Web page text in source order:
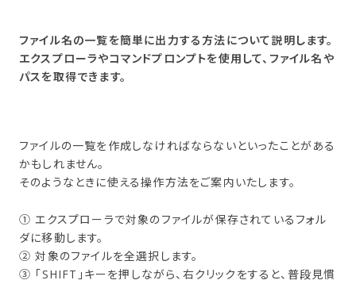
ファイル名の一覧を簡単に出力する方法について説明します。
エクスプローラやコマンドプロンプトを使用して、ファイル名や
パスを取得できます。
ファイルの一覧を作成しなければならないといったことがある
かもしれません。
そのようなときに使える操作方法をご案内いたします。
① エクスプローラで対象のファイルが保存されているフォル
ダに移動します。
② 対象のファイルを全選択します。
③ 「SHIFT」キーを押しながら、右クリックをすると、普段見慣